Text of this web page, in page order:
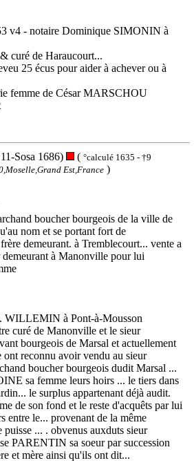
v4 - notaire Dominique SIMONIN à
curé de Haraucourt...
25 écus pour aider à achever ou à
femme de César MARSCHOU
Sosa 1686) ( °calculé 1635 - †9
Est,France )
boucher bourgeois de la ville de
nom et se portant fort de
demeurant. à Tremblecourt... vente a
à Manonville pour lui
WILLEMIN à Pont-à-Mousson
curé de Manonville et le sieur
bourgeois de Marsal et actuellement
reconnu avoir vendu au sieur
boucher bourgeois dudit Marsal ...
sa femme leurs hoirs ... le tiers dans
le surplus appartenant déjà audit.
de son fond et le reste d'acquêts par lui
entre le... provenant de la même
puisse ... . obvenus auxduts sieur
PARENTIN sa soeur par succession
et mère ainsi qu'ils ont dit...